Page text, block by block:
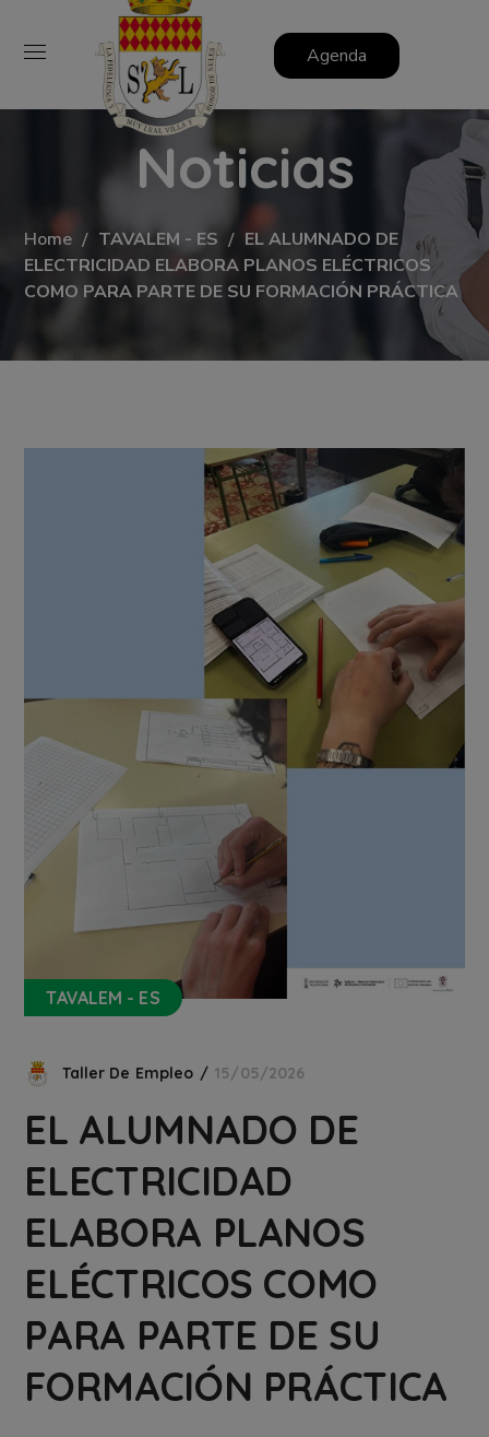
Agenda
Noticias
Home TAVALEM - ES
EL ALUMNADO DE
ELECTRICIDAD ELABORA PLANOS ELÉCTRICOS
COMO PARA PARTE DE SU FORMACIÓN PRÁCTICA
TAVALEM - ES
Taller De Empleo 15/05/2026
EL ALUMNADO DE
ELECTRICIDAD
ELABORA PLANOS
ELÉCTRICOS COMO
PARA PARTE DE SU
FORMACIÓN PRÁCTICA